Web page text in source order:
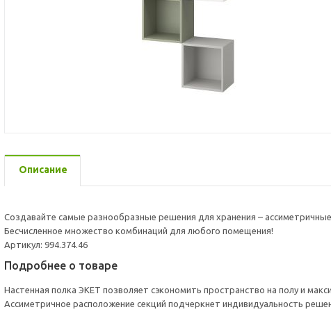
Описание
Создавайте самые разнообразные решения для хранения –
Бесчисленное множество комбинаций для любого помещения!
Артикул: 994.374.46
Подробнее о товаре
Настенная полка ЭКЕТ позволяет сэкономить пространство на полу и
Ассиметричное расположение секций подчеркнет индивидуальность